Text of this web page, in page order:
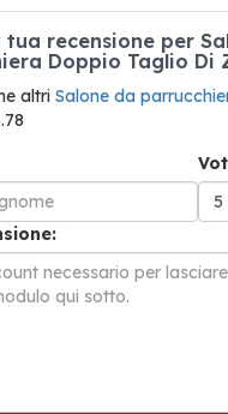
tua recensione per
Doppio Taglio Di
altri Salone da